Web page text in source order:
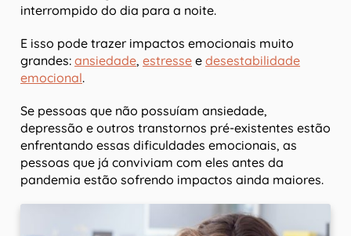
interrompido do dia para a noite.
E isso pode trazer impactos emocionais muito
grandes: ansiedade, estresse e desestabilidade
emocional.
Se pessoas que não possuíam ansiedade,
depressão e outros transtornos pré-existentes estão
enfrentando essas dificuldades emocionais, as
pessoas que já conviviam com eles antes da
pandemia estão sofrendo impactos ainda maiores.